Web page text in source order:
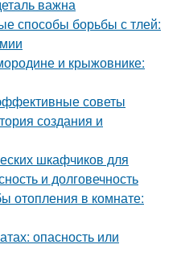
важна
способы борьбы с тлей:
и крыжовнике:
советы
создания и
шкафчиков для
и долговечность
отопления в комнате:
опасность или